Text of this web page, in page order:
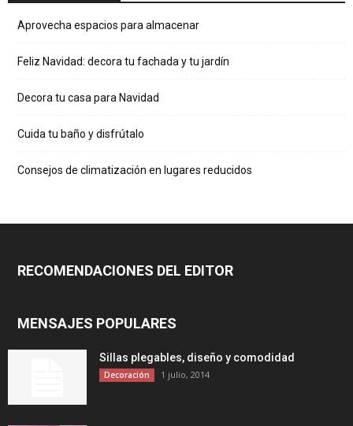
Aprovecha espacios para almacenar
Feliz Navidad: decora tu fachada y tu jardín
Decora tu casa para Navidad
Cuida tu baño y disfrútalo
Consejos de climatización en lugares reducidos
RECOMENDACIONES DEL EDITOR
MENSAJES POPULARES
Sillas plegables, diseño y comodidad
Decoración 1 julio, 2014